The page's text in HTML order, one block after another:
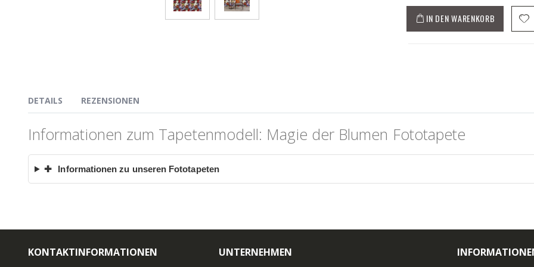
IN DEN WARENKORB
DETAILS
Informationen zum Tapetenmodell: Magie der Blumen Fototapete
✚ Informationen zu unseren Fototapeten
REZENSIONEN
KONTAKTINFORMATIONEN UNTERNEHMEN